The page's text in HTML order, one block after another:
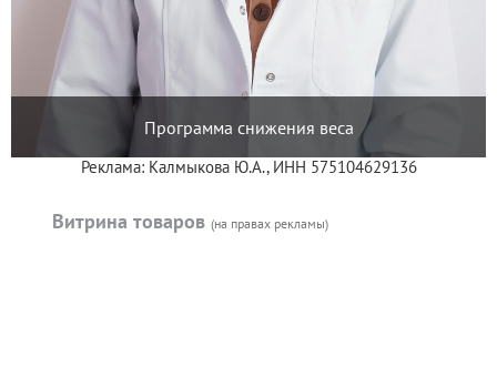
Программа снижения веса
Реклама: Калмыкова Ю.А., ИНН 575104629136
Витрина товаров (на правах рекламы)